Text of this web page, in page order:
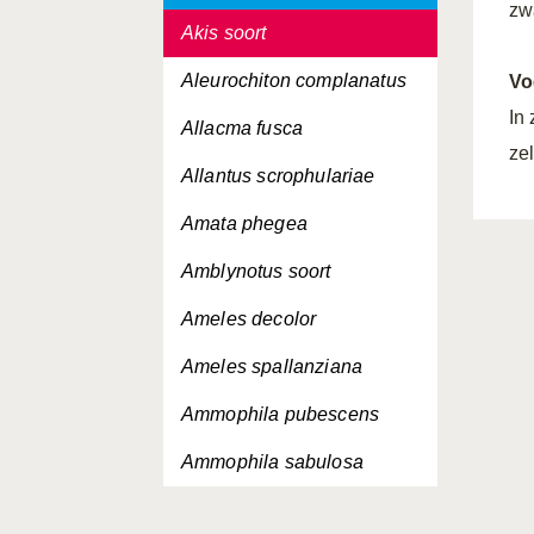
Akis soort
Aleurochiton complanatus
Allacma fusca
Allantus scrophulariae
Amata phegea
Amblynotus soort
Ameles decolor
Ameles spallanziana
Ammophila pubescens
Ammophila sabulosa